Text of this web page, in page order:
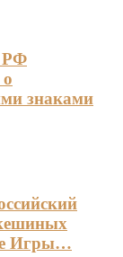
РФ
знаками
Игры…